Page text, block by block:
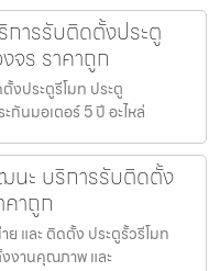
การรับติดตั้งประตู
จร ราคาถูก
งประตูรีโมท ประตู
นมอเตอร์ 5 ปี อะไหล่
นะ บริการรับติดตั้ง
าถูก
และ ติดตั้ง ประตูรั้วรีโมท
งานคุณภาพ และ